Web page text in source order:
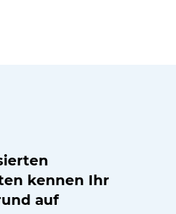
kennen Ihr
auf